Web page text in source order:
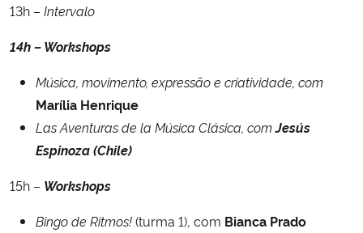
13h – Intervalo
14h – Workshops
Música, movimento, expressão e criatividade, com
Marília Henrique
Las Aventuras de la Música Clásica, comJesús
Espinoza (Chile)
15h – Workshops
Bingo de Ritmos!(turma 1), com Bianca Prado